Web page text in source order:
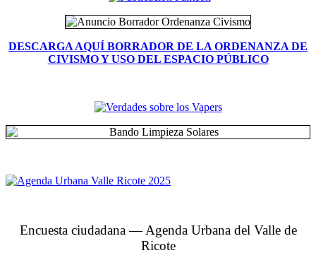
DESCARGA AQUÍ BORRADOR DE LA ORDENANZA DE
CIVISMO Y USO DEL ESPACIO PÚBLICO
Encuesta ciudadana — Agenda Urbana del Valle de
Ricote